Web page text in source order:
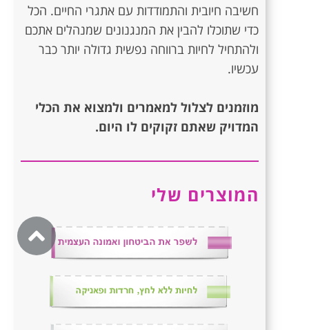
חשיבה חיובית והתמודדות עם אתגרי החיים. הכל
כדי שתוכלו להבין את המנגנונים שמנהלים אתכם
ולהתחיל לחיות ברווחה נפשית גדולה יותר כבר
עכשיו.
מוזמנים לצלול למאמרים ולמצוא את הכלי
המדויק שאתם זקוקים לו היום.
המוצרים שלי